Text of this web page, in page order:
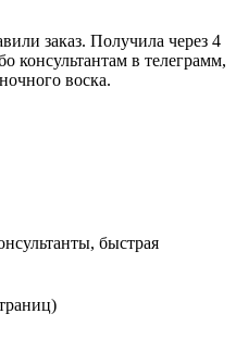
заказ. Получила через 4
консультантам в телеграмм,
воска.
быстрая